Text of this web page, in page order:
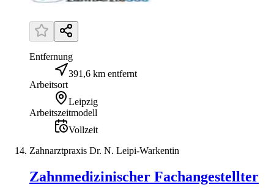
Entfernung
391,6 km entfernt
Arbeitsort
Leipzig
Arbeitszeitmodell
Vollzeit
Zahnarztpraxis Dr. N. Leipi-Warkentin
Zahnmedizinischer Fachangestellter